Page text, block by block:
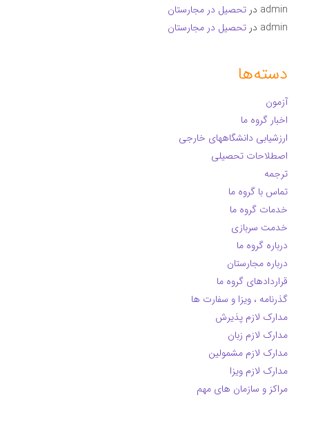
admin در تحصیل در مجارستان
admin در تحصیل در مجارستان
دسته‌ها
آزمون
اخبار گروه ما
ارزشیابی دانشگاههای خارجی
اصطلاحات تحصیلی
ترجمه
تماس با گروه ما
خدمات گروه ما
خدمت سربازی
درباره گروه ما
درباره مجارستان
قراردادهای گروه ما
گذرنامه ، ویزا و سفارت ها
مدارک لازم پذیرش
مدارک لازم زبان
مدارک لازم مشمولین
مدارک لازم ویزا
مراکز و سازمان های مهم